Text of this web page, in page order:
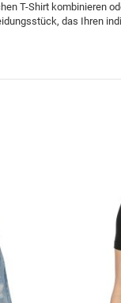
T-Shirt kombinieren
das Ihren